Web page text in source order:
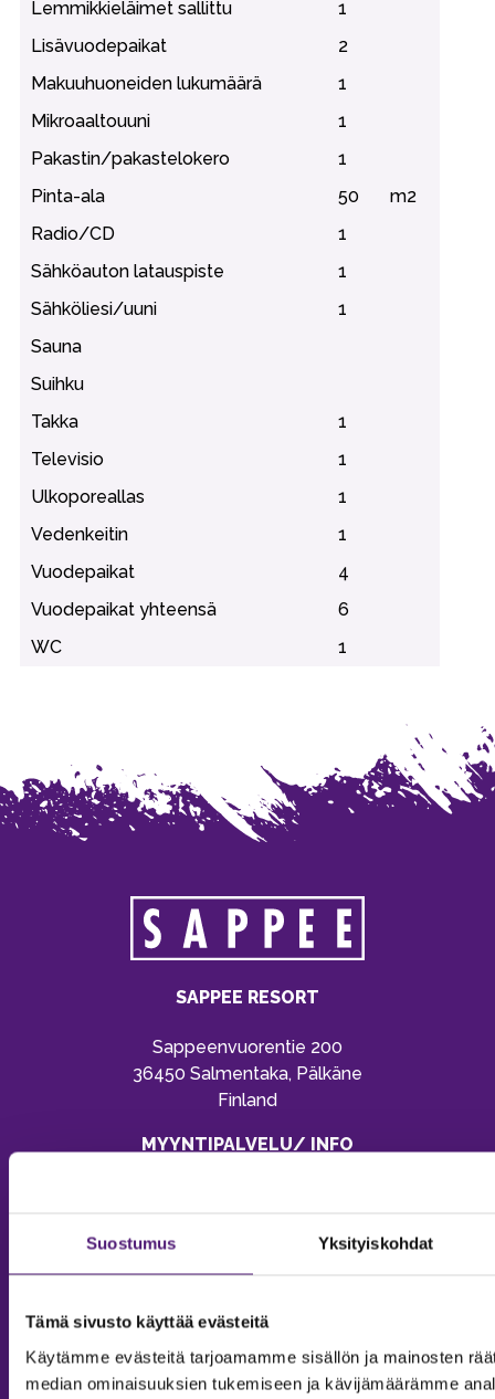
Suostumus Yksityiskohdat
Tämä sivusto käyttää evästeitä
Käytämme evästeitä tarjoamamme sisällön ja mainosten
median ominaisuuksien tukemiseen ja kävijämäärämme
Lemmikkieläimet sallittu
1
Lisävuodepaikat
2
Makuuhuoneiden lukumäärä
1
Mikroaaltouuni
1
Pakastin/pakastelokero
1
Pinta-ala
50
m2
Radio/CD
1
Sähköauton latauspiste
1
Sähköliesi/uuni
1
Sauna
Suihku
Takka
1
Televisio
1
Ulkoporeallas
1
Vedenkeitin
1
Vuodepaikat
4
Vuodepaikat yhteensä
6
WC
1
SAPPEE RESORT
Sappeenvuorentie 200
36450 Salmentaka, Pälkäne
Finland
MYYNTIPALVELU/ INFO